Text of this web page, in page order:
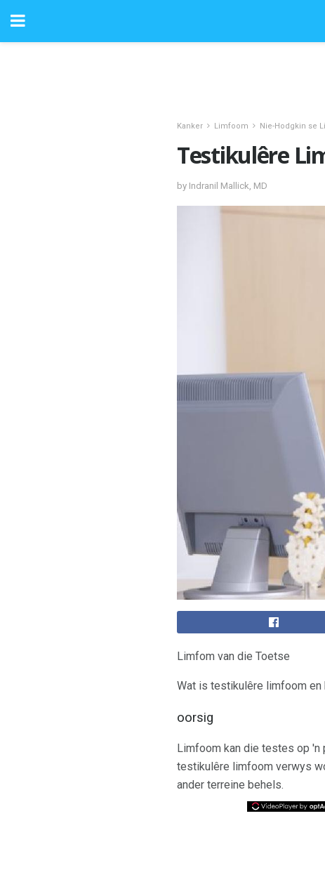
Kanker Limfoom Nie-Hodgkin se
Testikulêre
by Indranil Mallick, MD
Limfom van die Toetse
Wat is testikulêre limfoom en
oorsig
Limfoom kan die testes op
testikulêre limfoom verwys
ander terreine behels.